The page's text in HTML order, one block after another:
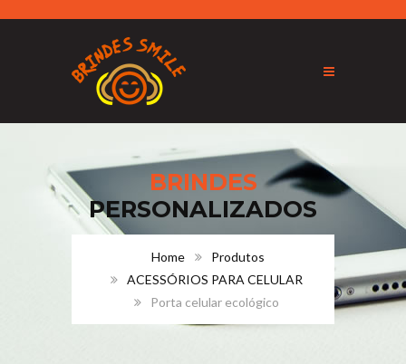
BRINDES
PERSONALIZADOS
Home
Produtos
ACESSÓRIOS PARA CELULAR
Porta celular ecológico